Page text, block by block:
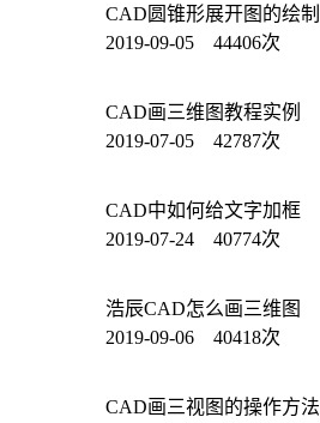
CAD圆锥形展开图的绘制
2019-09-05 44406次
CAD画三维图教程实例
2019-07-05 42787次
CAD中如何给文字加框
2019-07-24 40774次
浩辰CAD怎么画三维图
2019-09-06 40418次
CAD画三视图的操作方法